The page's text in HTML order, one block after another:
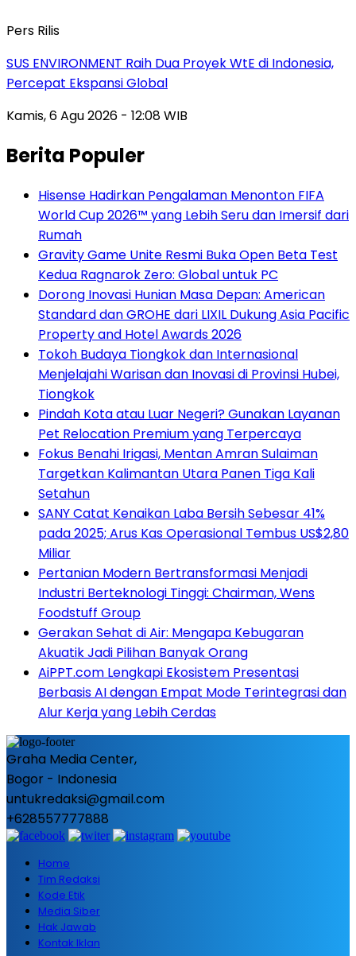
Pers Rilis
SUS ENVIRONMENT Raih Dua Proyek WtE di Indonesia,
Percepat Ekspansi Global
Kamis, 6 Agu 2026 - 12:08 WIB
Berita Populer
Hisense Hadirkan Pengalaman Menonton FIFA
World Cup 2026™ yang Lebih Seru dan Imersif dari
Rumah
Gravity Game Unite Resmi Buka Open Beta Test
Kedua Ragnarok Zero: Global untuk PC
Dorong Inovasi Hunian Masa Depan: American
Standard dan GROHE dari LIXIL Dukung Asia Pacific
Property and Hotel Awards 2026
Tokoh Budaya Tiongkok dan Internasional
Menjelajahi Warisan dan Inovasi di Provinsi Hubei,
Tiongkok
Pindah Kota atau Luar Negeri? Gunakan Layanan
Pet Relocation Premium yang Terpercaya
Fokus Benahi Irigasi, Mentan Amran Sulaiman
Targetkan Kalimantan Utara Panen Tiga Kali
Setahun
SANY Catat Kenaikan Laba Bersih Sebesar 41%
pada 2025; Arus Kas Operasional Tembus US$2,80
Miliar
Pertanian Modern Bertransformasi Menjadi
Industri Berteknologi Tinggi: Chairman, Wens
Foodstuff Group
Gerakan Sehat di Air: Mengapa Kebugaran
Akuatik Jadi Pilihan Banyak Orang
AiPPT.com Lengkapi Ekosistem Presentasi
Berbasis AI dengan Empat Mode Terintegrasi dan
Alur Kerja yang Lebih Cerdas
Graha Media Center,
Bogor - Indonesia
untukredaksi@gmail.com
+628557777888
Home
Tim Redaksi
Kode Etik
Media Siber
Hak Jawab
Kontak Iklan